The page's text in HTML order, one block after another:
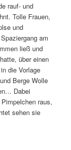
rauf- und
Tolle Frauen,
und
am
ließ und
über einen
die Vorlage
Berge Wolle
Dabei
raus,
sehen sie